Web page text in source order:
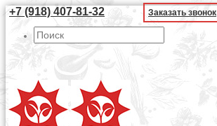
+7 (918) 407-81-32 Заказать звонок